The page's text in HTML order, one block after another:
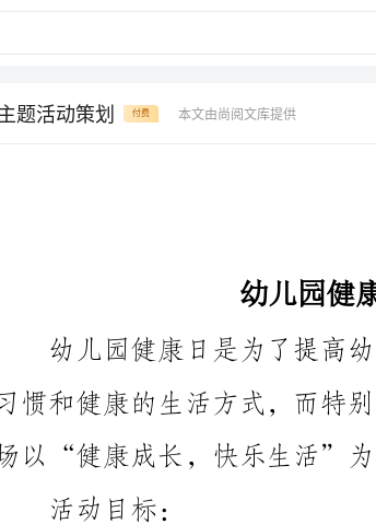
题活动策划 付费 本文由尚阅文库提供
活动目标：